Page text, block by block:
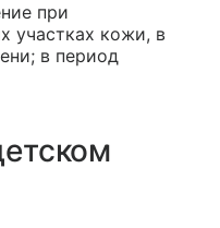
при
участках кожи, в
в период